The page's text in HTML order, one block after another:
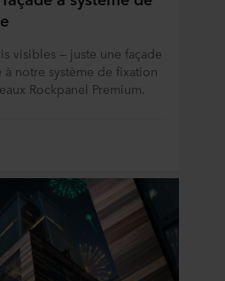
visibles — juste une façade
notre système de fixation
Rockpanel Premium.